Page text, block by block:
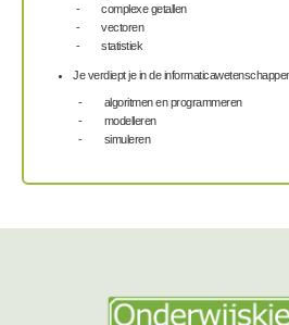
- complexe getallen
- vectoren
- statistiek
Je verdiept je in de
- algoritmen en programmeren
- modelleren
- simuleren